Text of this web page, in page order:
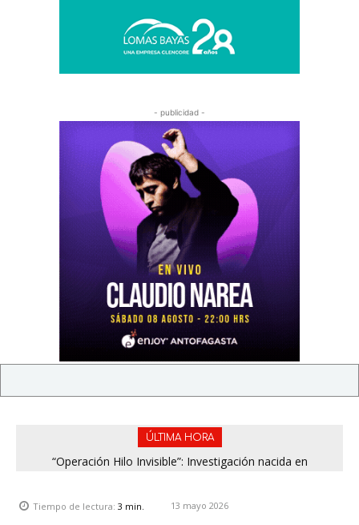
- publicidad -